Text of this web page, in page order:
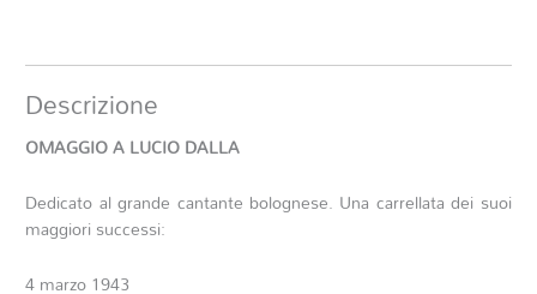
Descrizione
OMAGGIO A LUCIO DALLA
Dedicato al grande cantante bolognese. Una carrellata dei suoi
maggiori successi:
4 marzo 1943